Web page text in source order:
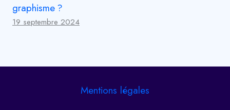
graphisme ?
19 septembre 2024
Mentions légales